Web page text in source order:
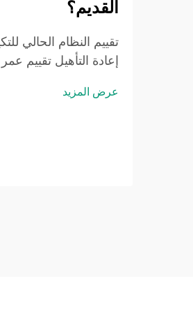
القديم؟
تقييم النظام الحالي
إعادة التأهيل تقييم
مكونات نظام التكييف،
عرض المزيد